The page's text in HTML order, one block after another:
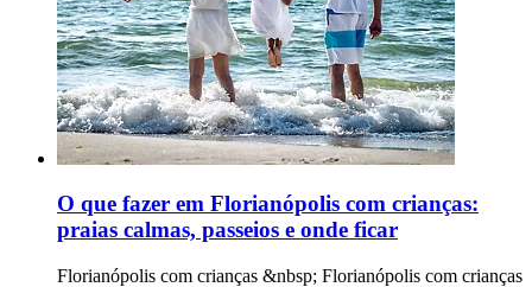
O que fazer em Florianópolis com crianças:
praias calmas, passeios e onde ficar
Florianópolis com crianças &nbsp; Florianópolis com crianças é sinônimo de dias leves, com natureza por todos os lados e passeios que cabem na rotina da família sem virar maratona. O melhor é que a ilha entrega mar calmo, lagoas, atrações educativas e planos que funcionam tanto no sol quanto quando o tempo muda. Para deixar tudo ainda mais simples, o Novotel Florianópolis é uma base moderna e acolhedora para famílias, com localização estratégica, conforto para recarregar entre um passeio e outro e estrutura que ajuda o dia a fluir com tranquilidade. Continue a leitura e monte seu roteiro com escolhas certeiras, do tipo que rende sorrisos, descanso e memórias boas. &nbsp; 01. Brincar nas águas transparentes da Ilha do Campeche &nbsp; A Ilha do Campeche é um daqueles passeios que fazem os olhos brilharem, principalmente quando o mar está no modo vitrine, com água clara e tons que parecem filtro. Para ir com crianças, a dica de local é simples: escolha um dia de mar calmo e olhe a previsão, porque a experiência muda bastante quando venta. Na areia, o clima é de praia preservada. A água costuma ser transparente e convidativa, mas o mar não é uma piscina, então vale entrar devagar e sempre perto da beira, especialmente com pequenos. &nbsp; É um passeio bom para crianças pequenas? &nbsp; Para crianças maiores, costuma ser um programa delicioso, com tempo para banho e para explorar a praia com tranquilidade. Para bebês e crianças até 3 anos, o ideal é pensar em um passeio mais guiado pelos adultos, com banho rápido, sombra garantida e menos expectativa de “ficar o dia todo”.&nbsp;O ponto que mais pesa para os menores é o barco. Se a criança enjoa fácil ou tem sensibilidade a balanço, vale escolher horários com mar mais estável e levar o básico para conforto, como água, lanche leve e uma troca de roupa seca. &nbsp; Mar, profundidade e entrada na água &nbsp; Em dias bons, a entrada costuma ser amigável, com faixa rasa que dá para brincar perto da margem. Ainda assim, a profundidade pode variar e em alguns trechos o mar “cai” mais rápido, então o melhor é evitar avançar e escolher a parte mais tranquila da praia.&nbsp;Correnteza e ondas dependem muito do vento e da maré. Um detalhe que moradores sempre observam é a cor e o desenho da água, quando ela está mais lisa e clara, o banho costuma ser mais seguro e mais gostoso. &nbsp; Deslocamento e barco: o que vale planejar &nbsp; Os barcos para a Ilha do Campeche costumam sair de pontos como Barra da Lagoa, Armação e região do Campeche. Isso muda completamente o ritmo do dia, porque o deslocamento até o embarque pode tomar um bom tempo, principalmente em alta temporada. O trajeto de barco é parte do passeio. Em mar calmo, costuma ser tranquilo e rápido, já em dias de vento o balanço aumenta e pode cansar, especialmente crianças pequenas e quem enjoa com facilidade. Vale sair cedo e confirmar horário de retorno, porque a permanência na ilha é geralmente limitada, muitas vezes por volta de quatro horas. Na prática, o tempo passa rápido entre desembarque, banho e pausa para lanche. Reserva e organização ajudam muito. Se você vai com crianças, prefira horários com menos fila, chegue com antecedência e leve o essencial já separado para embarcar sem correria.&nbsp;Carrinho de bebê tende a ser pouco prático, tanto no embarque quanto na areia. Um canguru ou suporte leve costuma facilitar, deixando as mãos livres e o passeio mais confortável. &nbsp; Infraestrutura na ilha &nbsp; A Ilha do Campeche é preservada, então não espere a estrutura de uma praia urbana. Pense em sombra como item essencial, porque a sombra natural é limitada e você pode depender de guarda-sol. Levar água e lanches é uma decisão inteligente, principalmente com crianças. Para alimentação, o ideal é não contar com muitas opções e sempre ter um plano simples na mochila, como frutas, biscoitos, sanduíche e itens para hidratar. Sobre trilhas guiadas, algumas experiências podem ter custo extra e nem sempre são adequadas para todas as idades. Se estiver com crianças pequenas, priorize o banho e a praia, que já entregam o melhor do passeio. &nbsp; Custos reais e planejamento do tempo &nbsp; Na prática, a Ilha do Campeche ocupa um pedaço grande do dia. Se você tem só dois ou três dias em Florianópolis, inclua o passeio com consciência, porque ele pode limitar outras experiências que também são ótimas com crianças.&nbsp; Na alta temporada, as saídas ficam mais disputadas e filas podem aparecer, principalmente em horários clássicos. A dica é reservar com antecedência e escolher horários que reduzam espera, porque ninguém merece surpresa ruim com criança ansiosa. Se a família quer um dia especial de praia e está disposta ao ritmo do barco, a Ilha do Campeche pode ser um dos momentos mais bonitos da viagem. Quando o planejamento é simples e o mar ajuda, vira lembrança para guardar com carinho. &nbsp; 02. Passear de barco pirata em Canasvieiras&nbsp; &nbsp; Entre os lugares para ir com crianças em Florianópolis, o barco pirata em Canasvieiras costuma virar o programa mais “uau” do dia. A embarcação é temática, a tripulação vai caracterizada e o passeio acontece com música, brincadeiras e clima leve do começo ao fim. &nbsp; Quanto custa e quem paga meia &nbsp; Os valores variam conforme o roteiro e a antecedência da compra, mas, em geral, ficam entre R$ 140 e R$ 260 por pessoa. Para crianças, a regra mais comum é clara: 0 a 5 anos não pagam e 6 a 10 anos pagam meia, com apresentação de documento. &nbsp; O que está incluso, e o que costuma ficar por conta da família &nbsp; O passeio inclui a navegação e a animação a bordo, com paradas que mudam conforme a opção escolhida. Nos roteiros mais longos, pode haver parada para banho e parada para almoço, mas a refeição normalmente é opcional e não inclusa. Em roteiros com visita a Anhatomirim, existe a possibilidade de taxa de visitação paga à parte, e há casos em que o pagamento é somente em dinheiro no local. &nbsp; Lanches, água e o que levar &nbsp; Você pode levar água e lanches no cooler, e há barcos que vendem bebidas e itens simples a bordo. Em algumas regras de operação, vidro não é permitido.&nbsp;Para ir com crianças, um kit básico resolve: protetor solar, boné, toalha e uma troca de roupa. Assim, a parada para banho fica mais gostosa e o pós-passeio não vira corrida. &nbsp; Dicas rápidas para ir com crianças sem perrengue &nbsp; Se a criança enjoa em barco, vale priorizar um dia de mar mais calmo, escolher um assento mais central e levar água em pequenos goles. Se for algo recorrente, converse com o pediatra antes da viagem para decidir o que faz sentido.&nbsp;Sobre segurança, as operações informam que há coletes salva-vidas e flutuantes para adultos e crianças, e a equipe orienta o uso durante o passeio. Carrinho de bebê tende a ser pouco prático, porque o embarque e a circulação no barco pedem mãos livres. Para pequenos, um canguru ou suporte leve costuma facilitar o dia. Para fechar, este é um dos&nbsp;lugares para conhecer em Florianópolis com crianças quando você quer combinar paisagem bonita com um programa animado e fácil de encaixar no roteiro, especialmente se você reservar com antecedência para evitar lotação e filas no embarque. &nbsp; 03. Nadar na Lagoa do Peri &nbsp; A Lagoa do Peri, no sul da ilha, é água doce, calma e com clima de refúgio, ótima para uma pausa fora do agito das praias oceânicas. As margens têm faixa de areia, áreas verdes e estrutura que facilita o dia com crianças, como banheiros e até parquinho, além de trilhas para quem quer esticar o passeio sem pressa. Se a sua dúvida é&nbsp;onde levar crianças em Florianópolis, pense nela como um programa que funciona com pouca produção: leva toalha, lanche, protetor solar e pronto. Só vale um cuidado bem local, a balneabilidade é monitorada e pode variar, então, antes de entrar na água, confira a condição do dia, principalmente em semanas de maior movimento. Para&nbsp;o que fazer em Florianópolis em julho com crianças, a Lagoa do Peri encaixa muito bem em dias de sol de inverno, quando a água fica mais fria e o passeio ganha cara de piquenique com caminhada leve. Se der para molhar os pés e brincar na beira, ótimo, se não, a paisagem e a tranquilidade já entregam um dos momentos mais gostosos do roteiro. &nbsp; 04. Brincar na Praia da Daniela &nbsp; A Praia da Daniela, no norte da ilha, tem mar bem calmo e raso, com cara de “piscina” devido à influência da Baía Norte, por isso muita gente coloca o lugar na lista de melhor praia de Florianópolis para crianças. O charme está na simplicidade: faixa de areia clara para brincar, água gostosa para entrar devagar e um clima residencial que deixa tudo mais tranquilo. A estrutura é enxuta, costuma ter poucos quiosques, então vale chegar com água, lanche e o essencial para o sol, assim o passeio rende sem improviso. Para um&nbsp;passeio com crianças em Florianópolis que funcione de ponta a ponta, vá cedo para pegar a praia mais vazia, escolha um canto com mais espaço para montar base e combine com uma caminhada curta pela região. Daniela é daquelas escolhas que não exigem grandes planos, só um ritmo leve e tempo para brincar. &nbsp; 05. Ver os peixes na Praia da Lagoinha do Norte &nbsp; Pequena, charmosa e com mar tão calmo que parece piscina, a Lagoinha do Norte costuma entrar fácil na lista de melhores praias de Florianópolis para crianças, sobretudo quando a ideia é brincar na água sem sustos. As águas são cristalinas e rasas em boa parte da faixa de banho, o que deixa o passeio mais leve para famílias com pequenos. O detalhe que encanta as crianças é simples: perto dos costões, dá para observar peixinhos com máscara e snorkel, como quem descobre um aquário ao ar livre. Em dias de sol, a água costuma ficar mais morna do que em outras praias da ilha e as ondas são bem fraquinhas, ótimo para entrar devagar e aproveitar com calma. Se você está montando sua lista de&nbsp;o que fazer em Floripa com crianças, pense nela como um programa de manhã